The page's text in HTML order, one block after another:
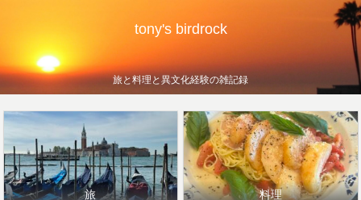
tony's birdrock
旅と料理と異文化経験の雑記録
旅 料理